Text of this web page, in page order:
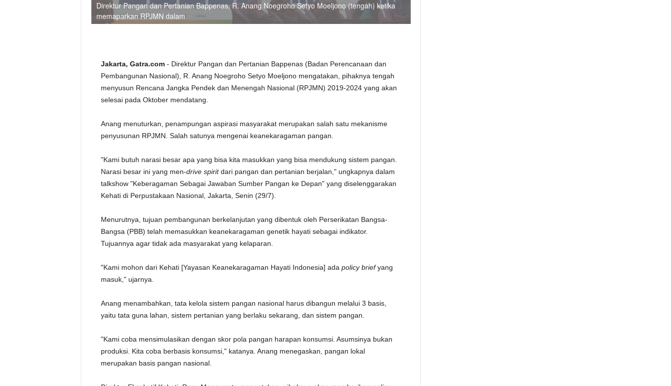
Direktur Pangan dan Pertanian Bappenas, R. Anang Noegroho Setyo Moeljono (tengah) ketika
memaparkan RPJMN dalam
Jakarta, Gatra.com- Direktur Pangan dan Pertanian Bappenas (Badan Perencanaan dan
Pembangunan Nasional), R. Anang Noegroho Setyo Moeljono mengatakan, pihaknya tengah
menyusun Rencana Jangka Pendek dan Menengah Nasional (RPJMN) 2019-2024 yang akan
selesai pada Oktober mendatang.
Anang menuturkan, penampungan aspirasi masyarakat merupakan salah satu mekanisme
penyusunan RPJMN. Salah satunya mengenai keanekaragaman pangan.
"Kami butuh narasi besar apa yang bisa kita masukkan yang bisa mendukung sistem pangan.
Narasi besar ini yang men-drive spiritdari pangan dan pertanian berjalan," ungkapnya dalam
talkshow "Keberagaman Sebagai Jawaban Sumber Pangan ke Depan" yang diselenggarakan
Kehati di Perpustakaan Nasional, Jakarta, Senin (29/7).
Menurutnya, tujuan pembangunan berkelanjutan yang dibentuk oleh Perserikatan Bangsa-
Bangsa (PBB) telah memasukkan keanekaragaman genetik hayati sebagai indikator.
Tujuannya agar tidak ada masyarakat yang kelaparan.
"Kami mohon dari Kehati [Yayasan Keanekaragaman Hayati Indonesia] ada policy briefyang
masuk," ujarnya.
Anang menambahkan, tata kelola sistem pangan nasional harus dibangun melalui 3 basis,
yaitu tata guna lahan, sistem pertanian yang berlaku sekarang, dan sistem pangan.
"Kami coba mensimulasikan dengan skor pola pangan harapan konsumsi. Asumsinya bukan
produksi. Kita coba berbasis konsumsi," katanya. Anang menegaskan, pangan lokal
merupakan basis pangan nasional.